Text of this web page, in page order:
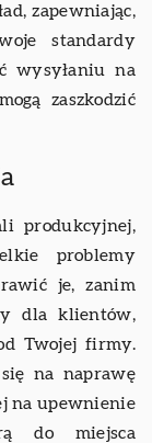
zapewniając,
standardy
wysyłaniu na
zaszkodzić
produkcyjnej,
problemy
je, zanim
dla klientów,
Twojej firmy.
na naprawę
na upewnienie
do miejsca